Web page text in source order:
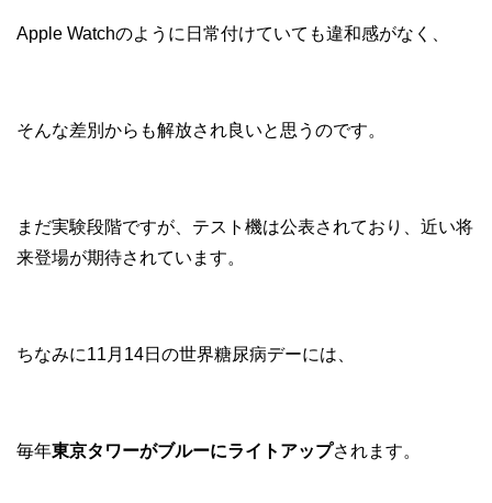
Apple Watchのように日常付けていても違和感がなく、
そんな差別からも解放され良いと思うのです。
まだ実験段階ですが、テスト機は公表されており、近い将
来登場が期待されています。
ちなみに11月14日の世界糖尿病デーには、
毎年東京タワーがブルーにライトアップされます。